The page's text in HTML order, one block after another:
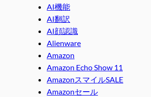
AI機能
AI翻訳
AI顔認識
Alienware
Amazon
Amazon Echo Show 11
AmazonスマイルSALE
Amazonセール